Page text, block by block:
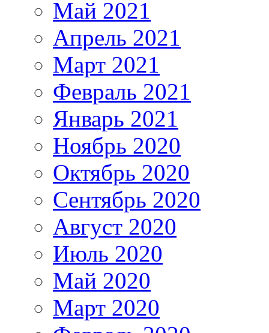
Май 2021
Апрель 2021
Март 2021
Февраль 2021
Январь 2021
Ноябрь 2020
Октябрь 2020
Сентябрь 2020
Август 2020
Июль 2020
Май 2020
Март 2020